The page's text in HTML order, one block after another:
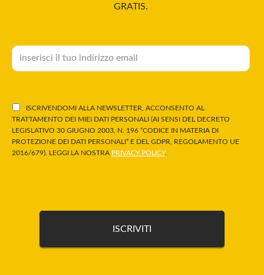
GRATIS.
ISCRIVENDOMI ALLA NEWSLETTER, ACCONSENTO AL
TRATTAMENTO DEI MIEI DATI PERSONALI (AI SENSI DEL DECRETO
LEGISLATIVO 30 GIUGNO 2003, N. 196 “CODICE IN MATERIA DI
PROTEZIONE DEI DATI PERSONALI” E DEL GDPR, REGOLAMENTO UE
2016/679). LEGGI LA NOSTRA PRIVACY POLICY.